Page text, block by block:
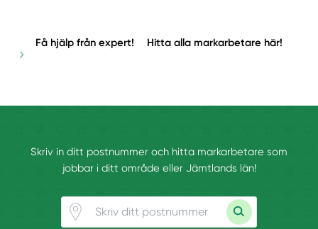
Få hjälp från expert! Hitta alla markarbetare här!
Skriv in ditt postnummer och hitta markarbetare som
jobbar i ditt område eller Jämtlands län!